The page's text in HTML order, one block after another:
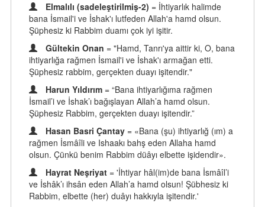
Elmalılı (sadeleştirilmiş-2) = İhtiyarlık halimde
bana İsmail'i ve İshak'ı lutfeden Allah'a hamd olsun.
Şüphesiz ki Rabbim duamı çok iyi işitir.
Gültekin Onan = "Hamd, Tanrı'ya aittir ki, O, bana
ihtiyarlığa rağmen İsmail'i ve İshak'ı armağan etti.
Şüphesiz rabbim, gerçekten duayı işitendir."
Harun Yıldırım = “Bana ihtiyarlığıma rağmen
İsmail’i ve İshak’ı bağışlayan Allah’a hamd olsun.
Şüphesiz Rabbim, gerçekten duayı işitendir.”
Hasan Basri Çantay = «Bana (şu) ihtiyarlığ (ım) a
rağmen İsmâîli ve Ishaakı bahş eden Allaha hamd
olsun. Çünkü benim Rabbim düâyı elbette işidendir».
Hayrat Neşriyat = 'İhtiyar hâl(im)de bana İsmâîl’i
ve İshâk’ı ihsân eden Allah’a hamd olsun! Şübhesiz ki
Rabbim, elbette (her) duâyı hakkıyla işitendir.'